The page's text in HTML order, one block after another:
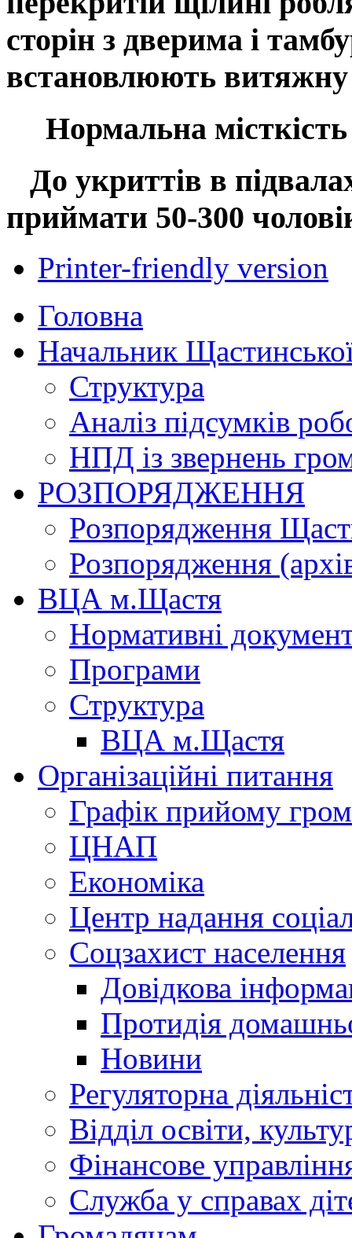
сторін з дверима і
встановлюють витяжну
Нормальна місткість
До укриттів в
приймати 50-300
Printer-friendly version
Головна
Начальник
Структура
Аналіз підсумків
НПД із звернень
РОЗПОРЯДЖЕННЯ
Розпорядження
Розпорядження
ВЦА м.Щастя
Нормативні
Програми
Структура
ВЦА м.Щастя
Організаційні питання
Графік прийому
ЦНАП
Економіка
Центр надання
Соцзахист населення
Довідкова
Протидія
Новини
Регуляторна
Відділ освіти,
Фінансове
Служба у справах